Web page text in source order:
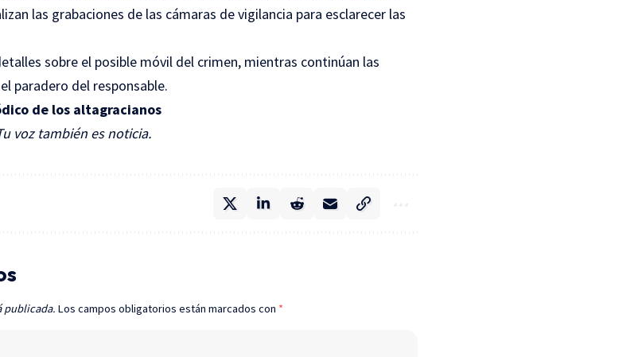
las grabaciones de las cámaras de vigilancia para esclarecer las
sobre el posible móvil del crimen, mientras continúan las
paradero del responsable.
de los altagracianos
voz también es noticia.
publicada. Los campos obligatorios están marcados con *